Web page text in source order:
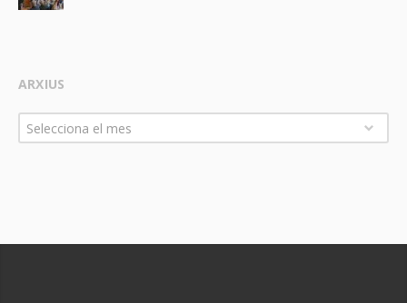
ARXIUS
Arxius
Selecciona el mes